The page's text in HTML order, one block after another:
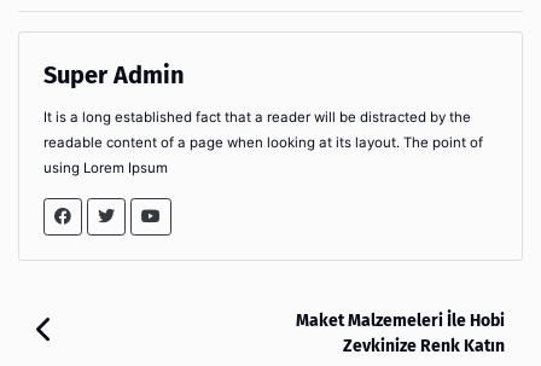
Super Admin
It is a long established fact that a reader will be distracted by the
readable content of a page when looking at its layout. The point of
using Lorem Ipsum
Maket Malzemeleri İle Hobi
Zevkinize Renk Katın